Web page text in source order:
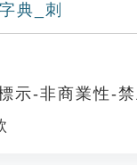
典_刺
示-非商業性-